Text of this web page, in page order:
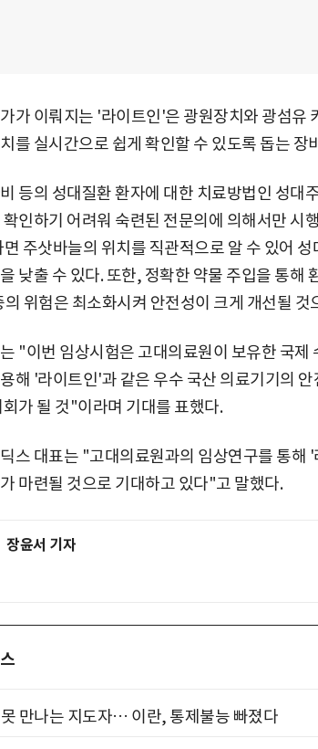
가 이뤄지는 '라이트인'은 광원장치와 광섬유
를 실시간으로 쉽게 확인할 수 있도록 돕는 장
등의 성대질환 환자에 대한 치료방법인 성대
인하기 어려워 숙련된 전문의에 의해서만 시
주삿바늘의 위치를 직관적으로 알 수 있어
낮출 수 있다. 또한, 정확한 약물 주입을 통해
위험은 최소화시켜 안전성이 크게 개선될 것
"이번 임상시험은 고대의료원이 보유한 국제
해 '라이트인'과 같은 우수 국산 의료기기의
가 될 것"이라며 기대를 표했다.
스 대표는 "고대의료원과의 임상연구를 통해
마련될 것으로 기대하고 있다"고 말했다.
장윤서 기자
만나는 지도자… 이란, 통제불능 빠졌다